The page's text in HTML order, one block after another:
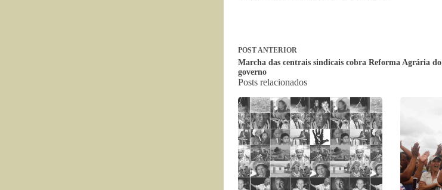
POSTANTERIOR
Marcha das centrais sindicais cobra Reforma Agrária do
governo
Posts relacionados